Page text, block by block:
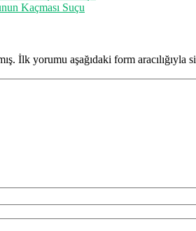
Kaçması Suçu
İlk yorumu aşağıdaki form aracılığıyla